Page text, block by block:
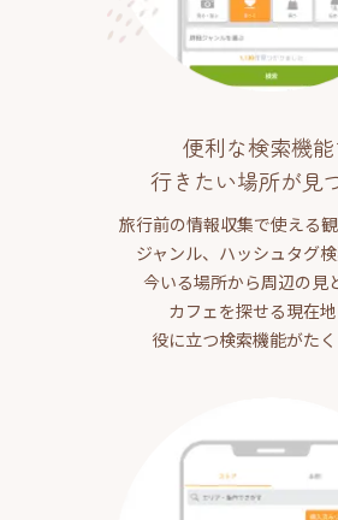
便利な検索機
行きたい場所が見
旅行前の情報収集で使える観
ジャンル、ハッシュタグ検
今いる場所から周辺の見
カフェを探せる現在
役に立つ検索機能がたく